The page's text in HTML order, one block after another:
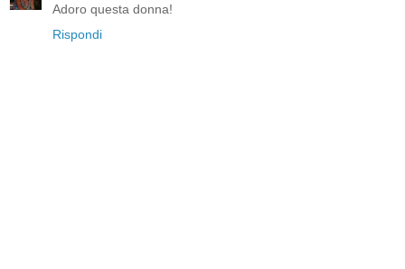
Adoro questa donna!
Rispondi